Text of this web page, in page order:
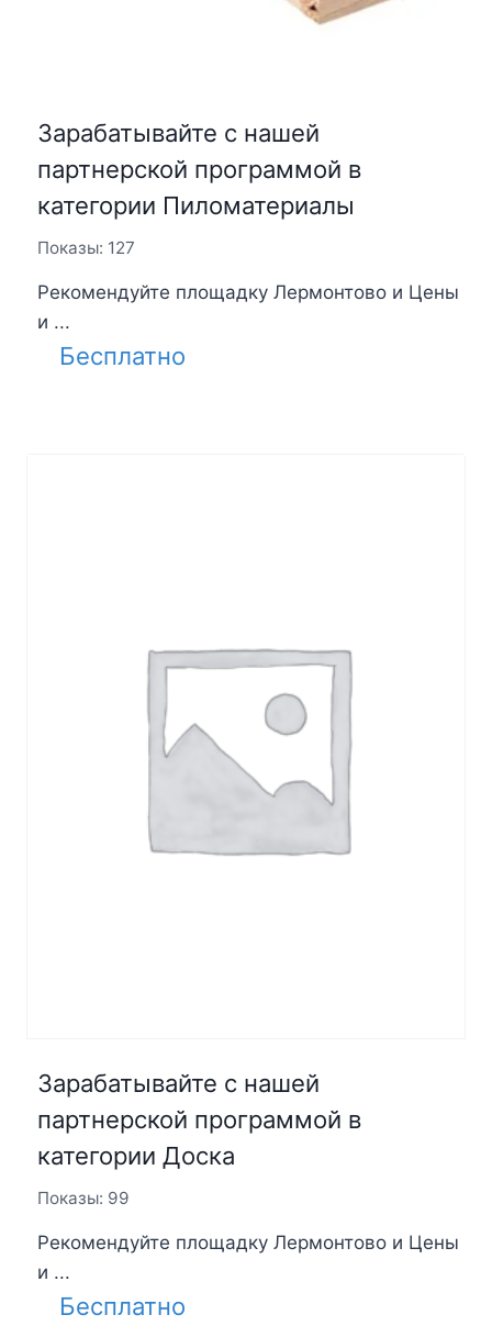
Зарабатывайте с нашей
партнерской программой в
категории Пиломатериалы
Показы: 127
Рекомендуйте площадку Лермонтово и Цены
и ...
Бесплатно
Зарабатывайте с нашей
партнерской программой в
категории Доска
Показы: 99
Рекомендуйте площадку Лермонтово и Цены
и ...
Бесплатно